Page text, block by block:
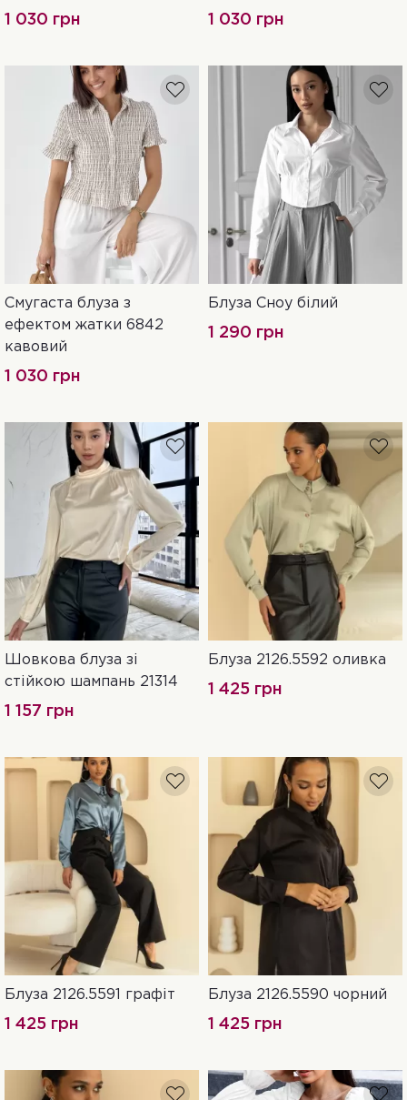
1 030 грн 1 030 грн
S M L
Смугаста блуза з
ефектом жатки 6842
кавовий
1 030 грн
xS S M
Блуза Сноу білий
1 290 грн
42 44 46
Шовкова блуза зі
стійкою шампань 21314
1 157 грн
XXL-3XL L-XL S-M
Блуза 2126.5592 оливка
1 425 грн
XXL-3XL L-XL S-M
Блуза 2126.5591 графіт
1 425 грн
XXL-3XL L-XL S-M
Блуза 2126.5590 чорний
1 425 грн